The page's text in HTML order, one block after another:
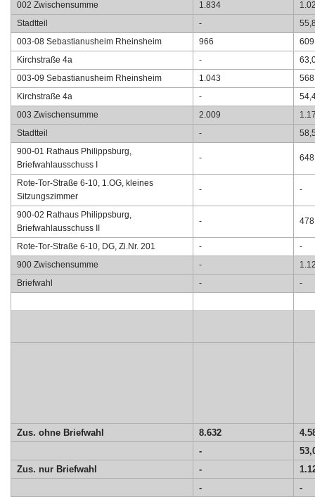
002 Zwischensumme 1.834
Stadtteil -
003-08 Sebastianusheim Rheinsheim 966 609
Kirchstraße 4a -
003-09 Sebastianusheim Rheinsheim 1.043 568
Kirchstraße 4a -
003 Zwischensumme 2.009
Stadtteil -
900-01 Rathaus Philippsburg,
Briefwahlausschuss I
- 648
Rote-Tor-Straße 6-10, 1.OG, kleines
Sitzungszimmer
- -
900-02 Rathaus Philippsburg,
Briefwahlausschuss II
- 478
Rote-Tor-Straße 6-10, DG, Zi.Nr. 201 - -
900 Zwischensumme -
Briefwahl - -
Zus. ohne Briefwahl 8.632
-
Zus. nur Briefwahl
-
-
-